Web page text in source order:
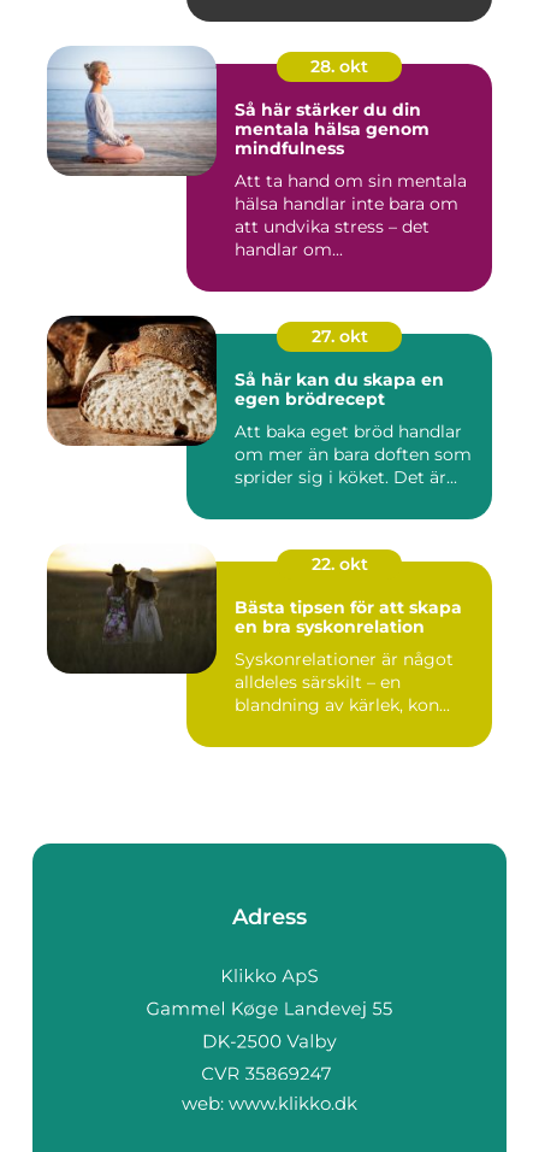
28. okt
Så här stärker du din
mentala hälsa genom
mindfulness
Att ta hand om sin mentala
hälsa handlar inte bara om
att undvika stress – det
handlar om...
27. okt
Så här kan du skapa en
egen brödrecept
Att baka eget bröd handlar
om mer än bara doften som
sprider sig i köket. Det är...
22. okt
Bästa tipsen för att skapa
en bra syskonrelation
Syskonrelationer är något
alldeles särskilt – en
blandning av kärlek, kon...
Adress
web: www.klikko.dk